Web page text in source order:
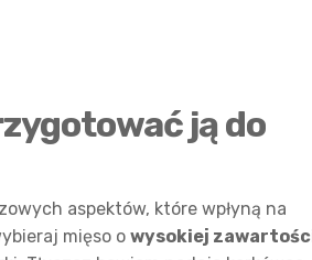
ją do
aspektów, które wpłyną na
mięso o wysokiej